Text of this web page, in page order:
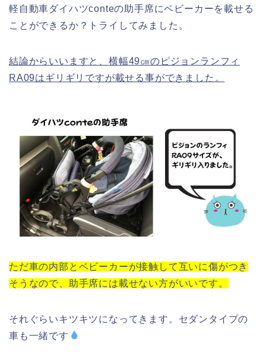
軽自動車ダイハツconteの助手席にベビーカーを載せる
ことができるか？トライしてみました。
結論からいいますと、横幅49㎝のピジョンランフィ
RA09はギリギリですが載せる事ができました。
ただ車の内部とベビーカーが接触して互いに傷がつき
そうなので、助手席には載せない方がいいです。
それぐらいキツキツになってきます。セダンタイプの
車も一緒です